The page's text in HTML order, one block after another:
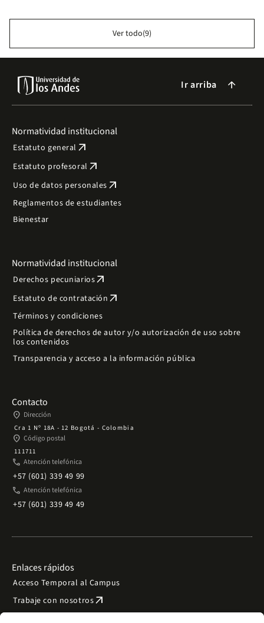
Ver todo(9)
Ir arriba arrow_forward
Normatividad institucional
Estatuto general arrow_outward
Estatuto profesoral arrow_outward
Uso de datos personales arrow_outward
Reglamentos de estudiantes
Bienestar
Normatividad institucional
Derechos pecuniariosarrow_outward
Estatuto de contratación arrow_outward
Términos y condiciones
Política de derechos de autor y/o autorización de uso sobre
los contenidos
Transparencia y acceso a la información pública
Contacto
place Dirección
Cra 1 Nº 18A - 12 Bogotá - Colombia
place Código postal
111711
phone Atención telefónica
+57 (601) 339 49 99
phone Atención telefónica
+57 (601) 339 49 49
Enlaces rápidos
Acceso Temporal al Campus
Trabaje con nosotrosarrow_outward